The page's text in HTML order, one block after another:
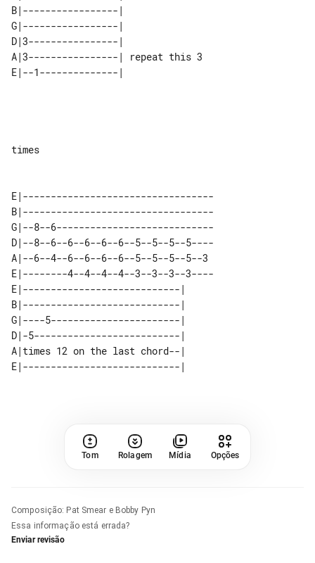
B|-----------------|
G|-----------------|
D|3----------------|
A|3----------------| repeat this 3
E|--1--------------|
times
E|----------------------------------
B|----------------------------------
G|--8--6----------------------------
D|--8--6--6--6--6--6--5--5--5--5----
A|--6--4--6--6--6--6--5--5--5--5--3
E|--------4--4--4--4--3--3--3--3----
E|----------------------------|
B|----------------------------|
G|----5-----------------------|
D|-5--------------------------|
A|times 12 on the last chord--|
Tom Rolagem Mídia Opções
Composição: Pat Smear e Bobby Pyn
Essa informação está errada?
Enviar revisão